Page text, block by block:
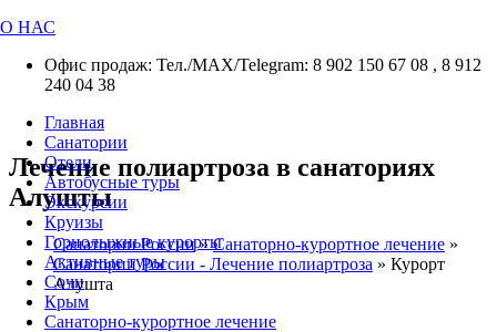
О НАС
Офис продаж: Тел./МАХ/Telegram: 8 902 150 67 08 , 8 912
240 04 38
Главная
Санатории
Отели
Автобусные туры
Экскурсии
Круизы
Горнолыжные курорты
Активные туры
Сочи
Крым
Санаторно-курортное лечение
Лечение полиартроза в санаториях
Алушты
Санатории России»Санаторно-курортное лечение »
Санатории России - Лечение полиартроза » Курорт
Алушта